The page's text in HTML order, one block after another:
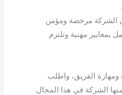
الشركة مرخصة ومؤمن
بمعايير مهنية وتلتزم
الفريق، واطلب
الشركة في هذا المجال.